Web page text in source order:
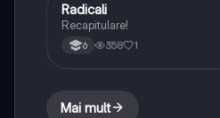
Matematică
Radicali
Recapitulare!
6 358 1
Mai mult